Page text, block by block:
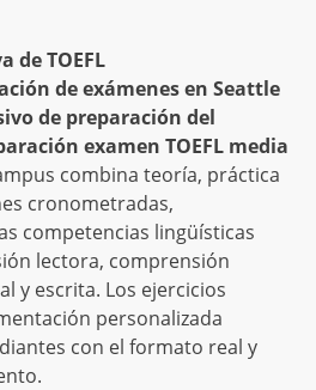
de TOEFL
de exámenes en Seattle
de preparación del
examen TOEFL media
combina teoría, práctica
cronometradas,
competencias lingüísticas
lectora, comprensión
y escrita. Los ejercicios
personalizada
con el formato real y